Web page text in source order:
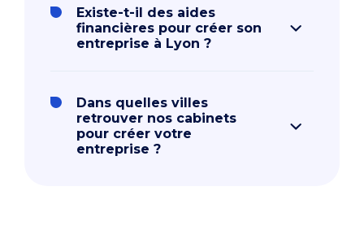
Existe-t-il des aides
financières pour créer son
entreprise à Lyon ?
Dans quelles villes
retrouver nos cabinets
pour créer votre
entreprise ?